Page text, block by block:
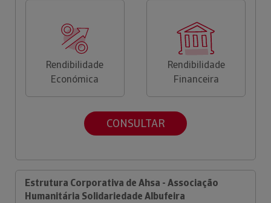
Rendibilidade
Económica
Rendibilidade
Financeira
CONSULTAR
Estrutura Corporativa de Ahsa - Associação
Humanitária Solidariedade Albufeira